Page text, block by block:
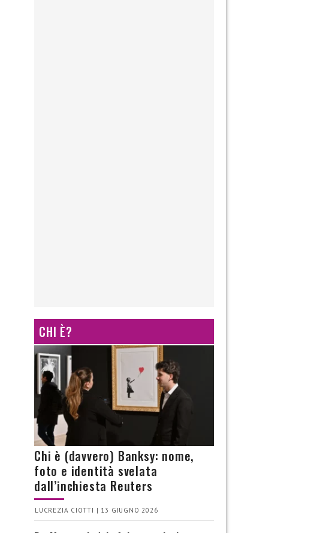
CHI È?
Chi è (davvero) Banksy: nome,
foto e identità svelata
dall’inchiesta Reuters
LUCREZIA CIOTTI | 13 GIUGNO 2026